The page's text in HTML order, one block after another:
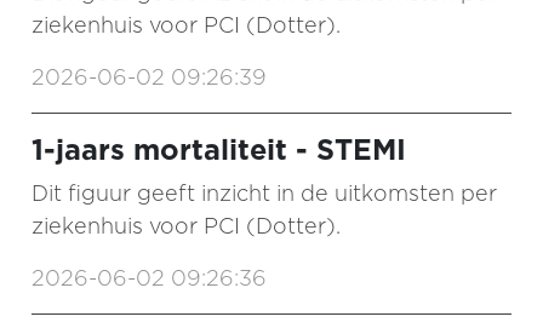
ziekenhuis voor PCI (Dotter).
2026-06-02 09:26:39
1-jaars mortaliteit - STEMI
Dit figuur geeft inzicht in de uitkomsten per
ziekenhuis voor PCI (Dotter).
2026-06-02 09:26:36